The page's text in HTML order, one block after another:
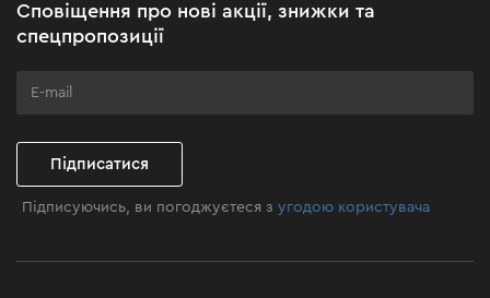
Клуб майстерності
Сповіщення про нові акції, знижки та
спецпропозиції
Підписатися
Підписуючись, ви погоджуєтеся зугодою користувача